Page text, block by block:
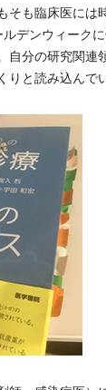
も臨床医には
デンウィーク
分の研究関
りと読み込んで